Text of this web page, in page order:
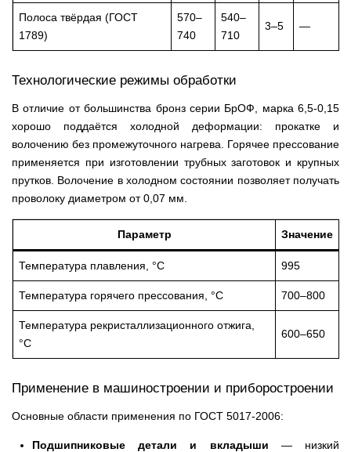
Полоса твёрдая (ГОСТ
1789)
570–
740
540–
710
3–5 —
Технологические режимы обработки
В отличие от большинства бронз серии БрОФ, марка 6,5-0,15
хорошо поддаётся холодной деформации: прокатке и
волочению без промежуточного нагрева. Горячее прессование
применяется при изготовлении трубных заготовок и крупных
прутков. Волочение в холодном состоянии позволяет получать
проволоку диаметром от 0,07 мм.
Параметр Значение
Температура плавления, °C 995
Температура горячего прессования, °C 700–800
Температура рекристаллизационного отжига,
°C
600–650
Применение в машиностроении и приборостроении
Основные области применения по ГОСТ 5017-2006:
Подшипниковые детали и вкладыши — низкий